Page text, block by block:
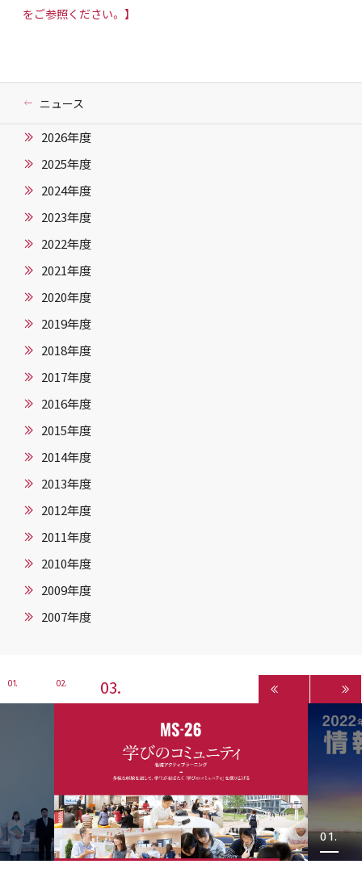
をご参照ください。 】
ニュース
2026年度
2025年度
2024年度
2023年度
2022年度
2021年度
2020年度
2019年度
2018年度
2017年度
2016年度
2015年度
2014年度
2013年度
2012年度
2011年度
2010年度
2009年度
2007年度
1 2 3